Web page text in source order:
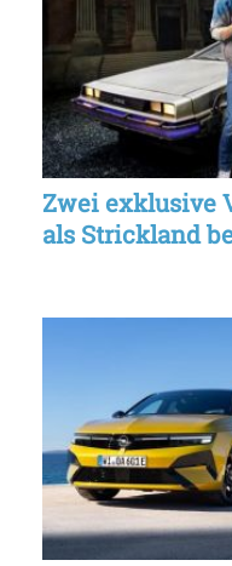
Zwei exklusive
als Strickland